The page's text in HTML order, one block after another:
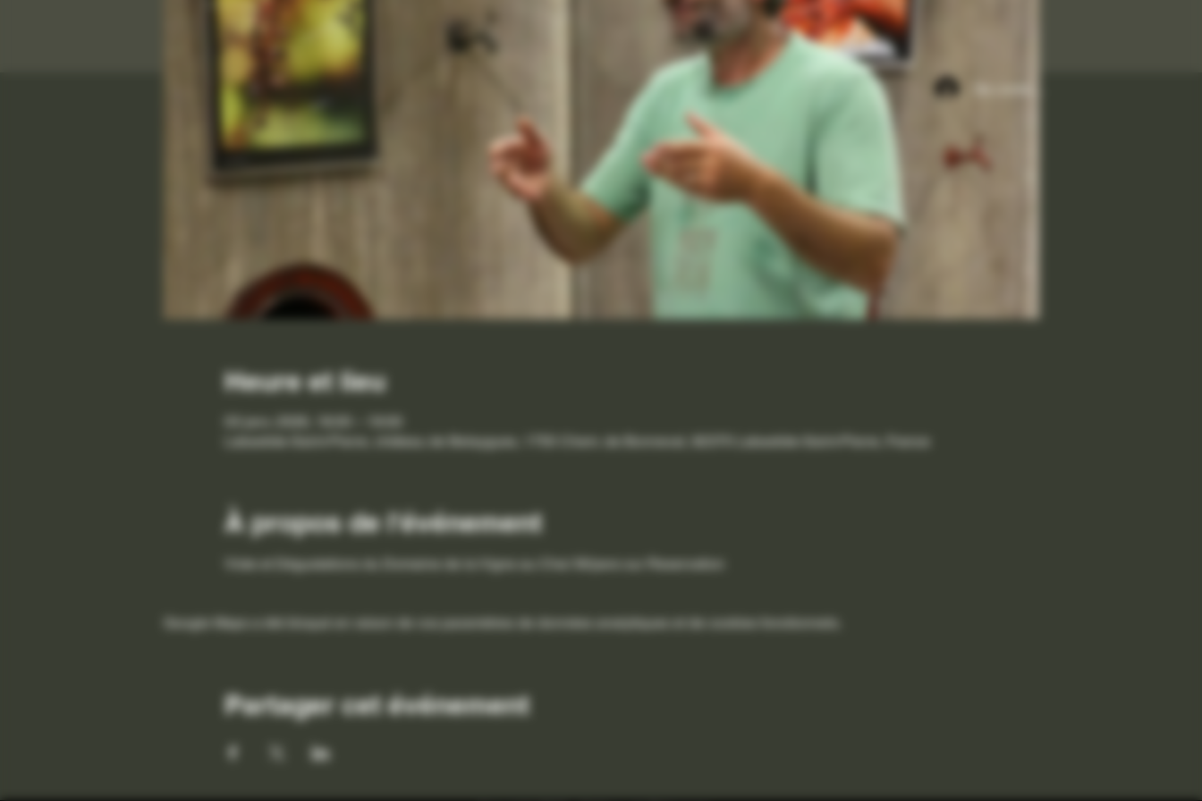
Heure et lieu
Labastide-Saint-Pierre, château de Belaygues, 1755 Chem. de Bonneval, 82370 Labastide-Saint-Pierre, France
À propos de l'événement
Viste et Dégustations du Domaine de la Vigne au Chai 5€/pers sur Reservation
Google Maps a été bloqué en raison de vos paramètres de données analytiques et de cookies fonctionnels.
Partager cet événement